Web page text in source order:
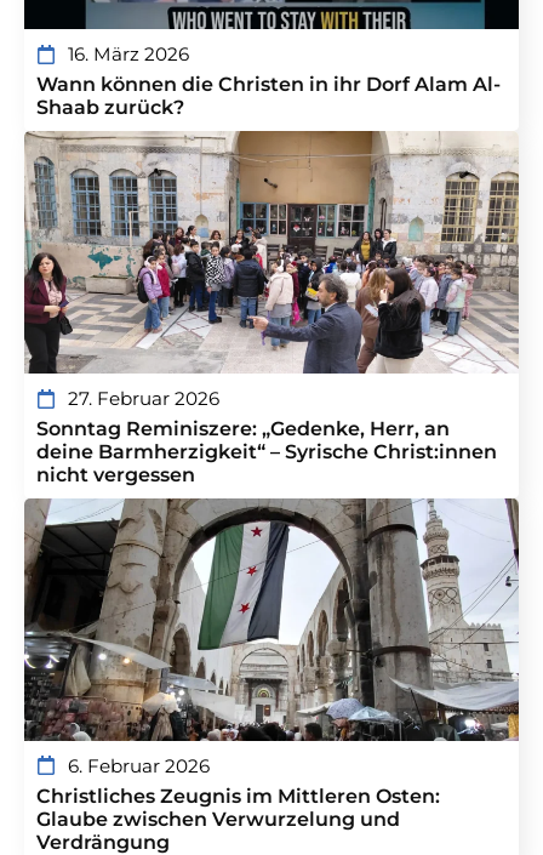
16. März 2026
Wann können die Christen in ihr Dorf Alam Al-
Shaab zurück?
27. Februar 2026
Sonntag Reminiszere: „Gedenke, Herr, an
deine Barmherzigkeit“ – Syrische Christ:innen
nicht vergessen
6. Februar 2026
Christliches Zeugnis im Mittleren Osten:
Glaube zwischen Verwurzelung und
Verdrängung